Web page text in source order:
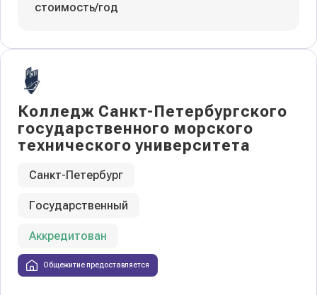
стоимость/год
Колледж Санкт-Петербургского
государственного морского
технического университета
Санкт-Петербург
Государственный
Аккредитован
Общежитие предоставляется